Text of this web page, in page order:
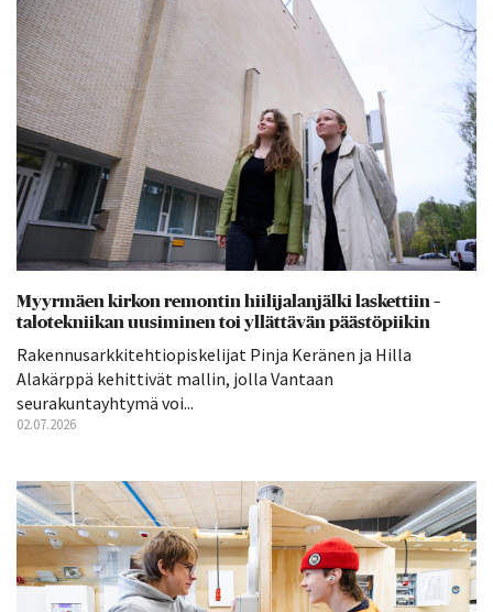
Myyrmäen kirkon remontin hiilijalanjälki laskettiin –
talotekniikan uusiminen toi yllättävän päästöpiikin
Rakennusarkkitehtiopiskelijat Pinja Keränen ja Hilla
Alakärppä kehittivät mallin, jolla Vantaan
seurakuntayhtymä voi...
02.07.2026